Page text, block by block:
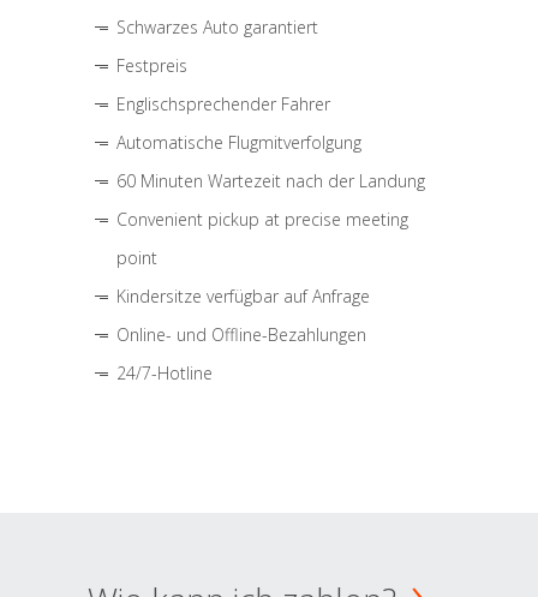
Schwarzes Auto garantiert
Festpreis
Englischsprechender Fahrer
Automatische Flugmitverfolgung
60 Minuten Wartezeit nach der Landung
Convenient pickup at precise meeting
point
Kindersitze verfügbar auf Anfrage
Online- und Offline-Bezahlungen
24/7-Hotline